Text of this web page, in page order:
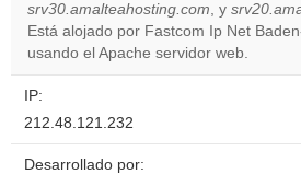
srv30.amalteahosting.com, y
Está alojado por Fastcom Ip Net
usando el Apache servidor web.
IP:
212.48.121.232
Desarrollado por: